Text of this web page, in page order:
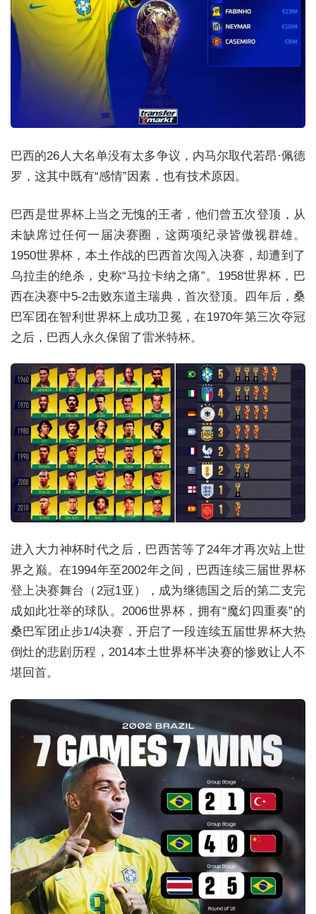
巴西的26人大名单没有太多争议，内马尔取代若昂·佩德
罗，这其中既有“感情”因素，也有技术原因。
巴西是世界杯上当之无愧的王者，他们曾五次登顶，从
未缺席过任何一届决赛圈，这两项纪录皆傲视群雄。
1950世界杯，本土作战的巴西首次闯入决赛，却遭到了
乌拉圭的绝杀，史称“马拉卡纳之痛”。1958世界杯，巴
西在决赛中5-2击败东道主瑞典，首次登顶。四年后，桑
巴军团在智利世界杯上成功卫冕，在1970年第三次夺冠
之后，巴西人永久保留了雷米特杯。
进入大力神杯时代之后，巴西苦等了24年才再次站上世
界之巅。在1994年至2002年之间，巴西连续三届世界杯
登上决赛舞台（2冠1亚），成为继德国之后的第二支完
成如此壮举的球队。2006世界杯，拥有“魔幻四重奏”的
桑巴军团止步1/4决赛，开启了一段连续五届世界杯大热
倒灶的悲剧历程，2014本土世界杯半决赛的惨败让人不
堪回首。